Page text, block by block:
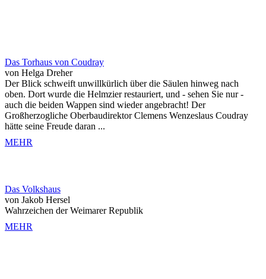
Das Torhaus von Coudray
von Helga Dreher
Der Blick schweift unwillkürlich über die Säulen hinweg nach
oben. Dort wurde die Helmzier restauriert, und - sehen Sie nur -
auch die beiden Wappen sind wieder angebracht! Der
Großherzogliche Oberbaudirektor Clemens Wenzeslaus Coudray
hätte seine Freude daran ...
MEHR
Das Volkshaus
von Jakob Hersel
Wahrzeichen der Weimarer Republik
MEHR